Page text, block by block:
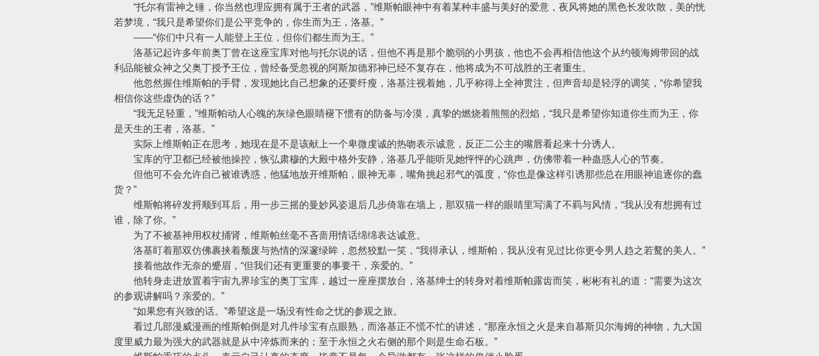
“托尔有雷神之锤，你当然也理应拥有属于王者的武器，”维斯帕眼神中有着某种丰盛与美好的爱意，夜风将她的黑色长发吹散，美的恍
若梦境，“我只是希望你们是公平竞争的，你生而为王，洛基。”
——“你们中只有一人能登上王位，但你们都生而为王。”
洛基记起许多年前奥丁曾在这座宝库对他与托尔说的话，但他不再是那个脆弱的小男孩，他也不会再相信他这个从约顿海姆带回的战
利品能被众神之父奥丁授予王位，曾经备受忽视的阿斯加德邪神已经不复存在，他将成为不可战胜的王者重生。
他忽然握住维斯帕的手臂，发现她比自己想象的还要纤瘦，洛基注视着她，几乎称得上全神贯注，但声音却是轻浮的调笑，“你希望我
相信你这些虚伪的话？”
“我无足轻重，”维斯帕动人心魄的灰绿色眼睛褪下惯有的防备与冷漠，真挚的燃烧着熊熊的烈焰，“我只是希望你知道你生而为王，你
是天生的王者，洛基。”
实际上维斯帕正在思考，她现在是不是该献上一个卑微虔诚的热吻表示诚意，反正二公主的嘴唇看起来十分诱人。
宝库的守卫都已经被他操控，恢弘肃穆的大殿中格外安静，洛基几乎能听见她怦怦的心跳声，仿佛带着一种蛊惑人心的节奏。
但他可不会允许自己被谁诱惑，他猛地放开维斯帕，眼神无辜，嘴角挑起邪气的弧度，“你也是像这样引诱那些总在用眼神追逐你的蠢
货？”
维斯帕将碎发捋顺到耳后，用一步三摇的曼妙风姿退后几步倚靠在墙上，那双猫一样的眼睛里写满了不羁与风情，“我从没有想拥有过
谁，除了你。”
为了不被基神用权杖捅肾，维斯帕丝毫不吝啬用情话绵绵表达诚意。
洛基盯着那双仿佛裹挟着颓废与热情的深邃绿眸，忽然狡黠一笑，“我得承认，维斯帕，我从没有见过比你更令男人趋之若鹜的美人。”
接着他故作无奈的蹙眉，“但我们还有更重要的事要干，亲爱的。”
他转身走进放置着宇宙九界珍宝的奥丁宝库，越过一座座摆放台，洛基绅士的转身对着维斯帕露齿而笑，彬彬有礼的道：“需要为这次
的参观讲解吗？亲爱的。”
“如果您有兴致的话。”希望这是一场没有性命之忧的参观之旅。
看过几部漫威漫画的维斯帕倒是对几件珍宝有点眼熟，而洛基正不慌不忙的讲述，“那座永恒之火是来自慕斯贝尔海姆的神物，九大国
度里威力最为强大的武器就是从中淬炼而来的；至于永恒之火右侧的那个则是生命石板。”